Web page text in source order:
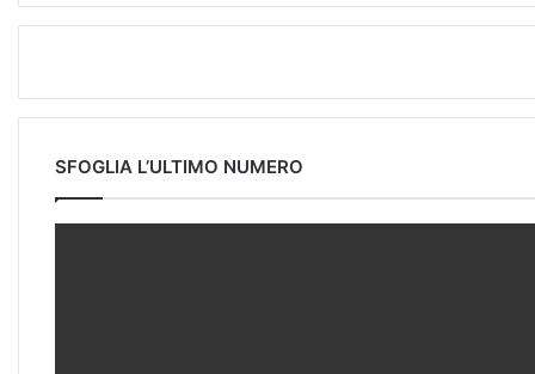
SFOGLIA L’ULTIMO NUMERO